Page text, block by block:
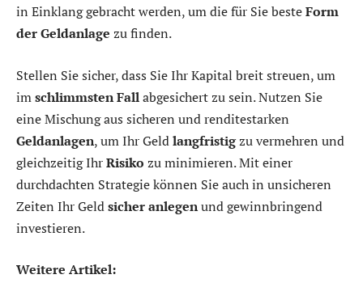
in Einklang gebracht werden, um die für Sie besteForm
der Geldanlage zu finden.
Stellen Sie sicher, dass Sie Ihr Kapital breit streuen, um
imschlimmsten Fallabgesichert zu sein. Nutzen Sie
eine Mischung aus sicheren und renditestarken
Geldanlagen, um Ihr Geldlangfristigzu vermehren und
gleichzeitig IhrRisiko zu minimieren. Mit einer
durchdachten Strategie können Sie auch in unsicheren
Zeiten Ihr Geldsicher anlegenund gewinnbringend
investieren.
Weitere Artikel: